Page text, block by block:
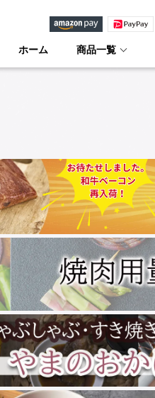
ホーム 商品一覧